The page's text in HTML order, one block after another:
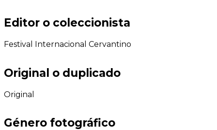
Editor o coleccionista
Festival Internacional Cervantino
Original o duplicado
Original
Género fotográfico